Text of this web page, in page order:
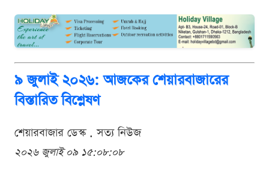
৯ জুলাই ২০২৬: আজকের শেয়ারবাজারের
বিস্তারিত বিশ্লেষণ
শেয়ারবাজার ডেস্ক . সত্য নিউজ
২০২৬ জুলাই ০৯ ১৫:০৮:০৮